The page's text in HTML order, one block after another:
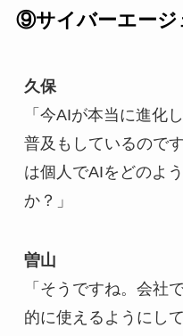
⑨サイバーエージ
久保
「今AIが本当に進化
普及もしているので
は個人でAIをどのよ
か？」
曽山
「そうですね。会社
的に使えるようにし